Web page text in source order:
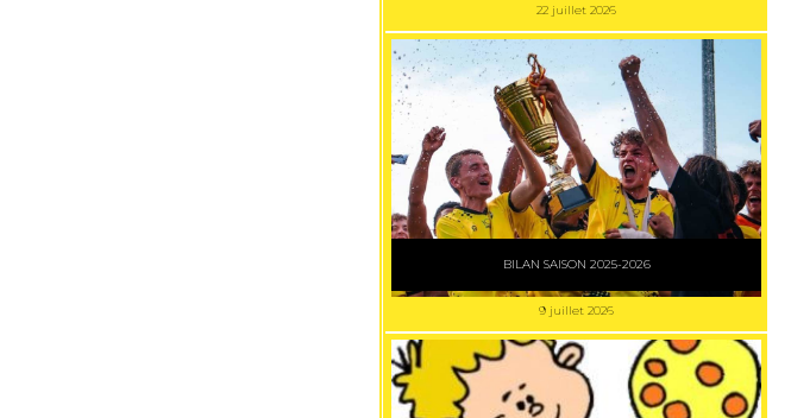
22 juillet 2026
BILAN SAISON 2025-2026
9 juillet 2026